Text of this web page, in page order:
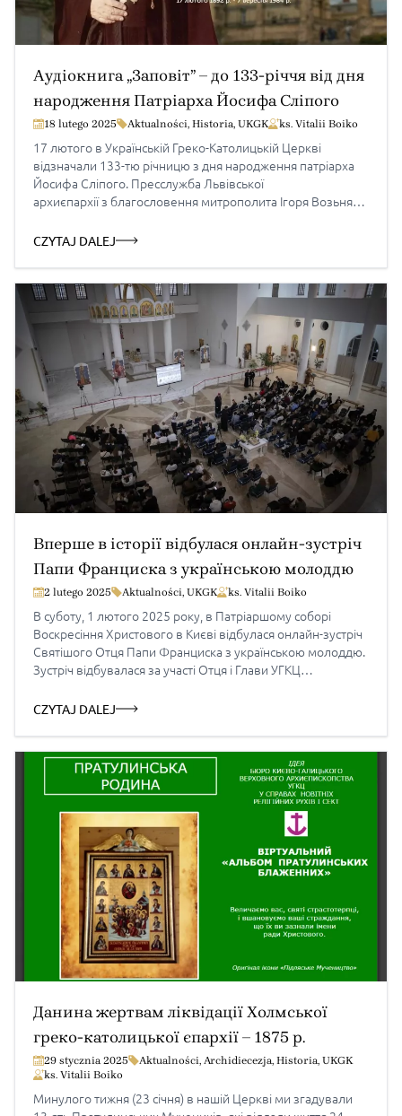
Аудіокнига „Заповіт” – до 133-річчя від дня
народження Патріарха Йосифа Сліпого
18 lutego 2025 Aktualności, Historia, UKGK ks. Vitalii Boiko
17 лютого в Українській Греко-Католицькій Церкві
відзначали 133-тю річницю з дня народження патріарха
Йосифа Сліпого. Пресслужба Львівської
архиєпархії з благословення митрополита Ігоря Возьняка
в аудіоформаті на ресурсах інтернету для вірних УГКЦ.
Михайло Квасюк, «у час, коли потрібна єдність
українського духу та віри, випускаємо аудіокнигу для
широкого кола слухачів. У ній кожен віднайде потрібне
слово надії […]
CZYTAJ DALEJ
Вперше в історії відбулася онлайн-зустріч
Папи Франциска з українською молоддю
2 lutego 2025 Aktualności, UKGK ks. Vitalii Boiko
В суботу, 1 лютого 2025 року, в Патріаршому соборі
Воскресіння Христового в Києві відбулася онлайн-зустріч
Святішого Отця Папи Франциска з українською молоддю.
Зустріч відбувалася за участі Отця і Глави УГКЦ
Вісвальдаса Кульбокаса, єпископа-помічника Харківсько-
Яна Собіло. До Патріаршого собору в Києві на онлайн-
зустріч з Папою Франциском приїхали понад
250 молодих людей з греко-католицьких та римо-
католицьких єпархій, […]
CZYTAJ DALEJ
Данина жертвам ліквідації Холмської
греко-католицької єпархії – 1875 р.
29 stycznia 2025 Aktualności, Archidiecezja, Historia, UKGK
ks. Vitalii Boiko
Минулого тижня (23 січня) в нашій Церкві ми згадували